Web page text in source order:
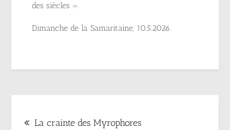
des siècles ».
Dimanche de la Samaritaine, 10.5.2026.
La crainte des Myrophores